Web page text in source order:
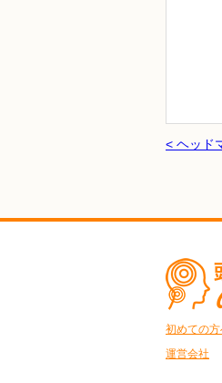
< ヘッド
初めての
運営会社